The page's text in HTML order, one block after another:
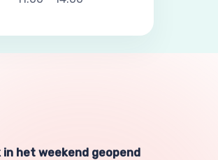
in het weekend geopend